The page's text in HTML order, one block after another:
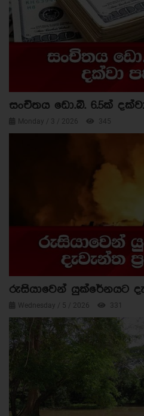
සංචිතය ඩො.බි. 6.5ක්
Monday / 3 / 2026 345
රුසියාවෙන් යුක්රේනයට
Wednesday / 5 / 2026 331